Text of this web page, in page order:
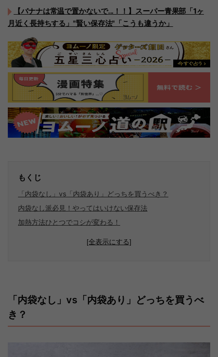
【バナナは常温で置かないで...！！】スーパー青果部「1ヶ
月近く長持ちする」"賢い保存法"「こうも違うか」
もくじ
「内袋なし」vs「内袋あり」どっちを買うべき？
内袋なし派必見！やってはいけない保存法
加熱方法ひとつでコシが変わる！
[全表示にする]
「内袋なし」vs「内袋あり」どっちを買うべ
き？